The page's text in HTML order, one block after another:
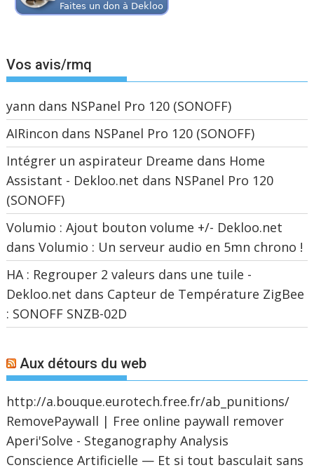
Vos avis/rmq
yann dans NSPanel Pro 120 (SONOFF)
AIRincon dans NSPanel Pro 120 (SONOFF)
Intégrer un aspirateur Dreame dans Home
Assistant - Dekloo.net dans NSPanel Pro 120
(SONOFF)
Volumio : Ajout bouton volume +/- Dekloo.net
dansVolumio : Un serveur audio en 5mn chrono !
HA : Regrouper 2 valeurs dans une tuile -
Dekloo.net dans Capteur de Température ZigBee
: SONOFF SNZB-02D
Aux détours du web
http://a.bouque.eurotech.free.fr/ab_punitions/
RemovePaywall | Free online paywall remover
Aperi'Solve - Steganography Analysis
Conscience Artificielle — Et si tout basculait sans